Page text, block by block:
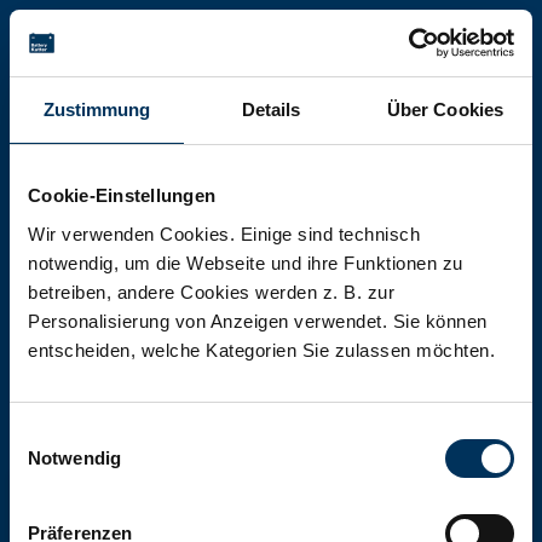
Zustimmung Details Über Cookies
Cookie-Einstellungen
Wir verwenden Cookies. Einige sind technisch
notwendig, um die Webseite und ihre Funktionen zu
betreiben, andere Cookies werden z. B. zur
Personalisierung von Anzeigen verwendet. Sie können
entscheiden, welche Kategorien Sie zulassen möchten.
Notwendig
Präferenzen
Battery-Kutter Shop
In unserem Shop finden Sie Batterien,
jeglicher Art, Größe und Leistung.
Zum Shop